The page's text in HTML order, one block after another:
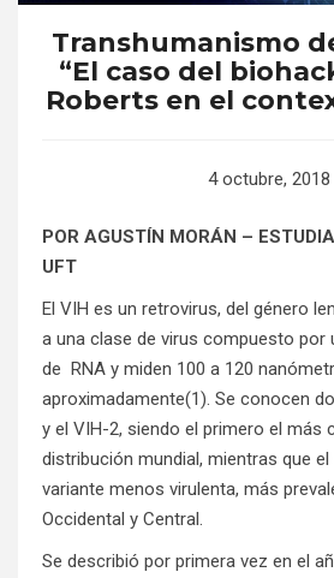
Transhumanismo
“El caso del
Roberts en el
4 octubre, 2018
POR AGUSTÍN MORÁN –
UFT
El VIH es un retrovirus, del género
a una clase de virus compuesto por
de RNA y miden 100 a 120
aproximadamente(1). Se conocen
y el VIH-2, siendo el primero el más
distribución mundial, mientras que
variante menos virulenta, más
Occidental y Central.
Se describió por primera vez en el